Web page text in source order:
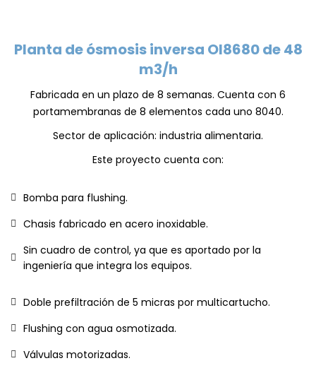
Planta de ósmosis inversa OI8680 de 48
m3/h
Fabricada en un plazo de 8 semanas. Cuenta con 6
portamembranas de 8 elementos cada uno 8040.
Sector de aplicación: industria alimentaria.
Este proyecto cuenta con:
Bomba para flushing.
Chasis fabricado en acero inoxidable.
Sin cuadro de control, ya que es aportado por la
ingeniería que integra los equipos.
Doble prefiltración de 5 micras por multicartucho.
Flushing con agua osmotizada.
Válvulas motorizadas.